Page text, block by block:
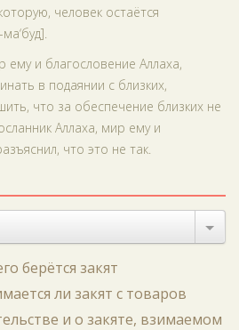
человек остаётся
ему и благословение Аллаха,
в подаянии с близких,
что за обеспечение близких не
Аллаха, мир ему и
что это не так.
берётся закят
ли закят с товаров
и о закяте, взимаемом